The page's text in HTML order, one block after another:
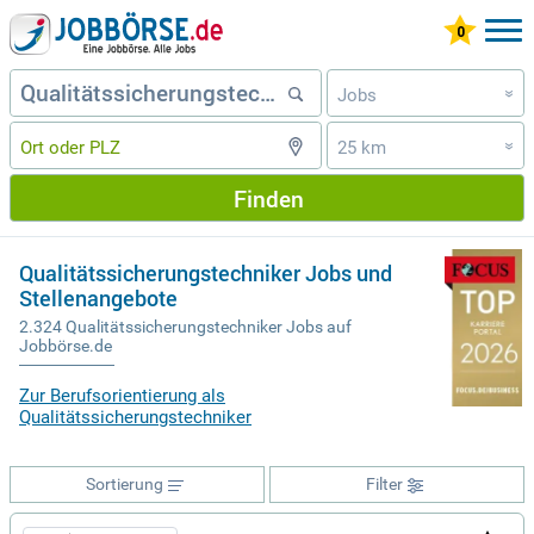
Jobs »
25 km »
Finden
Qualitätssicherungstechniker Jobs und
Stellenangebote
2.324 Qualitätssicherungstechniker Jobs auf
Jobbörse.de
Zur Berufsorientierung als
Qualitätssicherungstechniker
Filter
Sortierung